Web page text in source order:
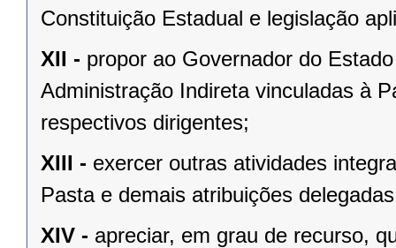
Constituição Estadual e legislação
XII - propor ao Governador do
Administração Indireta vinculadas à
respectivos dirigentes;
XIII - exercer outras atividades
Pasta e demais atribuições
XIV - apreciar, em grau de recurso,